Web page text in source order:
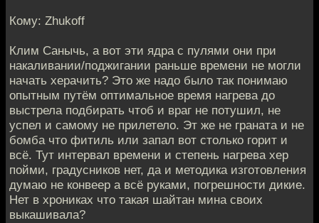
Кому: Zhukoff
Клим Санычь, а вот эти ядра с пулями они при
накаливании/поджигании раньше времени не могли
начать херачить? Это же надо было так понимаю
опытным путём оптимальное время нагрева до
выстрела подбирать чтоб и враг не потушил, не
успел и самому не прилетело. Эт же не граната и не
бомба что фитиль или запал вот столько горит и
всё. Тут интервал времени и степень нагрева хер
пойми, градусников нет, да и методика изготовления
думаю не конвеер а всё руками, погрешности дикие.
Нет в хрониках что такая шайтан мина своих
выкашивала?